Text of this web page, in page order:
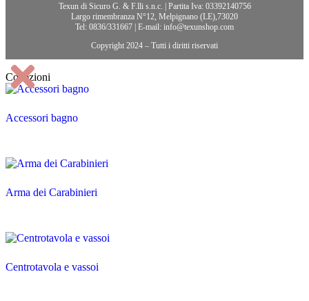
Texun di Sicuro G. & F.lli s.n.c. | Partita Iva: 03392140756
Largo rimembranza N°12, Melpignano (LE),73020
Tel: 0836/331667 | E-mail: info@texunshop.com
Copyright 2024 – Tutti i diritti riservati
Collezioni
Accessori bagno
Arma dei Carabinieri
Centrotavola e vassoi